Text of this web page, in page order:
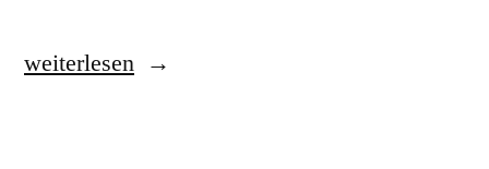
„Das
weiterlesen